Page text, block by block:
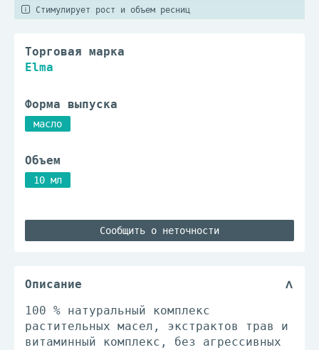
Стимулирует рост и объем ресниц
Торговая марка
Elma
Форма выпуска
масло
Объем
10 мл
Сообщить о неточности
Описание
100 % натуральный комплекс
растительных масел, экстрактов трав и
витаминный комплекс, без агрессивных